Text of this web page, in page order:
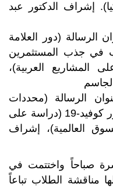
إشراف الدكتور عبد
الرسالة (دور العلامة
في جذب المستثمرين
المشاريع العربية)،
الرسالة (محددات
سلوك الانفاق الانتقامي ودور كوفيد-19 (دراسة على
العالمية)، إشراف
صباحاً واختتمت في
مناقشة الطلاب تباعاً